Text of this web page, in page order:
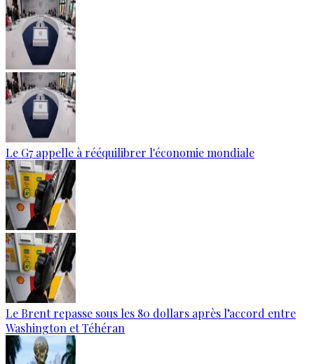
Le G7 appelle à rééquilibrer l'économie mondiale
Le Brent repasse sous les 80 dollars après l’accord entre
Washington et Téhéran